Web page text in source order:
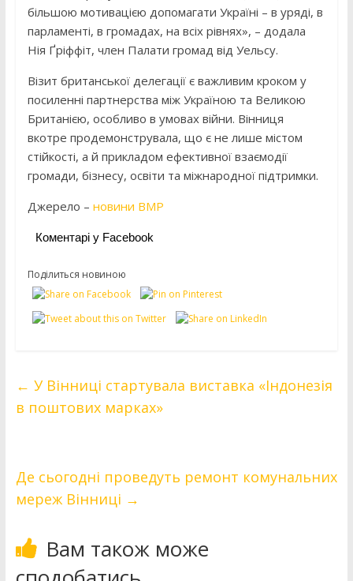
більшою мотивацією допомагати Україні – в уряді, в
парламенті, в громадах, на всіх рівнях», – додала
Нія Ґріффіт, член Палати громад від Уельсу.
Візит британської делегації є важливим кроком у
посиленні партнерства між Україною та Великою
Британією, особливо в умовах війни. Вінниця
вкотре продемонструвала, що є не лише містом
стійкості, а й прикладом ефективної взаємодії
громади, бізнесу, освіти та міжнародної підтримки.
Джерело – новини ВМР
Коментарі у Facebook
Поділиться новиною
← У Вінниці стартувала виставка «Індонезія
в поштових марках»
Де сьогодні проведуть ремонт комунальних
мереж Вінниці →
Вам також може